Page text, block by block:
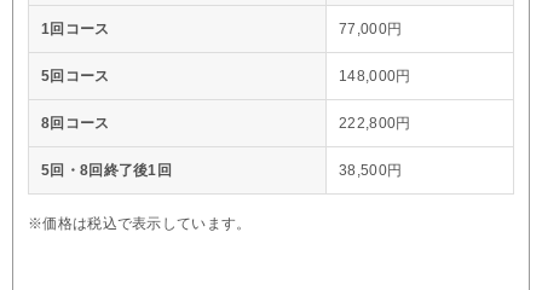
1回コース 77,000円
5回コース 148,000円
8回コース 222,800円
5回・8回終了後1回 38,500円
※価格は税込で表示しています。